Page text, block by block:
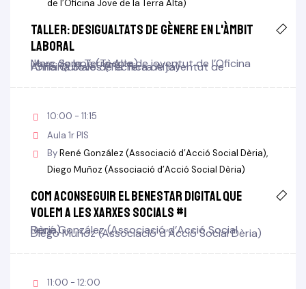
de l’Oficina Jove de la Terra Alta)
Taller: Desigualtats de gènere en l'àmbit
laboral
Marc Sampé (Tècnic de joventut de l’Oficina Jove de la Terra Alta)
Anna Quixalós (Tècnica de joventut de l’Oficina Jove de la Terra Alta)
10:00 - 11:15
Aula 1r PIS
ByRené González (Associació d’Acció Social Dèria)
Diego Muñoz (Associació d’Acció Social Dèria)
Com aconseguir el benestar digital que
volem a les xarxes socials #1
René González (Associació d’Acció Social Dèria)
Diego Muñoz (Associació d’Acció Social Dèria)
11:00 - 12:00